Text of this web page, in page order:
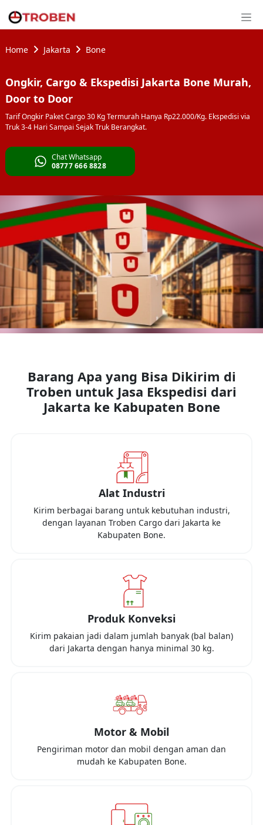
Home Jakarta Bone
Ongkir, Cargo & Ekspedisi Jakarta Bone Murah,
Door to Door
Tarif Ongkir Paket Cargo 30 Kg Termurah Hanya Rp22.000/Kg. Ekspedisi via
Truk 3-4 Hari Sampai Sejak Truk Berangkat.
Chat Whatsapp
08777 666 8828
Barang Apa yang Bisa Dikirim di
Troben untuk Jasa Ekspedisi dari
Jakarta ke Kabupaten Bone
Alat Industri
Kirim berbagai barang untuk kebutuhan industri,
dengan layanan Troben Cargo dari Jakarta ke
Kabupaten Bone.
Produk Konveksi
Kirim pakaian jadi dalam jumlah banyak (bal balan)
dari Jakarta dengan hanya minimal 30 kg.
Motor & Mobil
Pengiriman motor dan mobil dengan aman dan
mudah ke Kabupaten Bone.